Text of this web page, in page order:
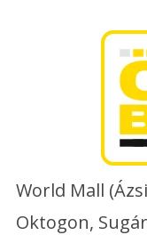
World Mall
Oktogon,